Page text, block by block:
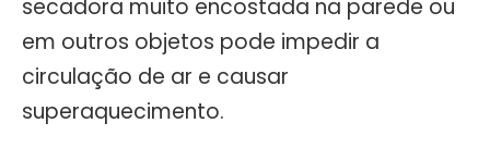
secadora muito encostada na parede ou
em outros objetos pode impedir a
circulação de ar e causar
superaquecimento.